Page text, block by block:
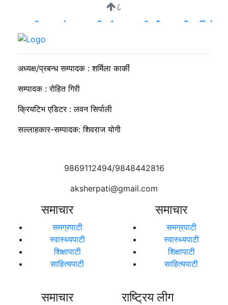
८
व्यवसायी मुन्दडाको घरमा एकाबिहानै खानतलासी, पाँच घन्टापछि फर्कियो
अध्यक्ष/प्रबन्ध सम्पादक : शर्मिला कार्की
सम्पादक : रोहित गिरी
क्रियटिभ एडिटर : लवन सिर्पाली
सल्लाहकार-सम्पादक: शिवराज योगी
9869112494/9848442816
aksherpati@gmail.com
समाचार
समग्रपाटी
स्वास्थ्यपाटी
शिक्षापाटी
साहित्यपाटी
समाचार
समग्रपाटी
स्वास्थ्यपाटी
शिक्षापाटी
साहित्यपाटी
समाचार राष्ट्रिय लीग